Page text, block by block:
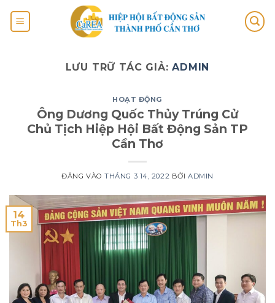
LƯU TRỮ TÁC GIẢ:ADMIN
HOẠT ĐỘNG
Ông Dương Quốc Thủy Trúng Cử
Chủ Tịch Hiệp Hội Bất Động Sản TP
Cần Thơ
ĐĂNG VÀOTHÁNG 3 14, 2022 BỞI ADMIN
14
Th3